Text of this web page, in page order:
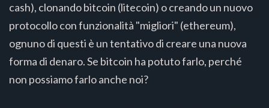
cash), clonando bitcoin (litecoin) o creando un nuovo
protocollo con funzionalità "migliori" (ethereum),
ognuno di questi è un tentativo di creare una nuova
forma di denaro. Se bitcoin ha potuto farlo, perché
non possiamo farlo anche noi?